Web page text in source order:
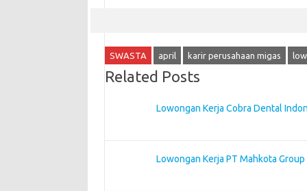
SWASTA april karir perusahaan migas
Related Posts
Lowongan Kerja Cobra Dental
Lowongan Kerja PT Mahkota